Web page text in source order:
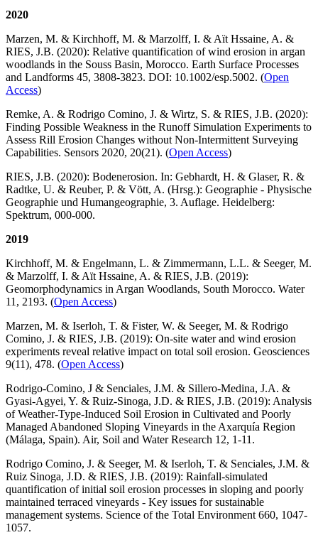
2020
Marzen, M. & Kirchhoff, M. & Marzolff, I. & Aït Hssaine, A. &
RIES, J.B. (2020): Relative quantification of wind erosion in argan
woodlands in the Souss Basin, Morocco. Earth Surface Processes
and Landforms 45, 3808-3823. DOI: 10.1002/esp.5002. (Open
Access)
Remke, A. & Rodrigo Comino, J. & Wirtz, S. & RIES, J.B. (2020):
Finding Possible Weakness in the Runoff Simulation Experiments to
Assess Rill Erosion Changes without Non-Intermittent Surveying
Capabilities. Sensors 2020, 20(21). (Open Access)
RIES, J.B. (2020): Bodenerosion. In: Gebhardt, H. & Glaser, R. &
Radtke, U. & Reuber, P. & Vött, A. (Hrsg.): Geographie - Physische
Geographie und Humangeographie, 3. Auflage. Heidelberg:
Spektrum, 000-000.
2019
Kirchhoff, M. & Engelmann, L. & Zimmermann, L.L. & Seeger, M.
& Marzolff, I. & Aït Hssaine, A. & RIES, J.B. (2019):
Geomorphodynamics in Argan Woodlands, South Morocco. Water
11, 2193. (Open Access)
Marzen, M. & Iserloh, T. & Fister, W. & Seeger, M. & Rodrigo
Comino, J. & RIES, J.B. (2019): On-site water and wind erosion
experiments reveal relative impact on total soil erosion. Geosciences
9(11), 478. (Open Access)
Rodrigo-Comino, J & Senciales, J.M. & Sillero-Medina, J.A. &
Gyasi-Agyei, Y. & Ruiz-Sinoga, J.D. & RIES, J.B. (2019): Analysis
of Weather-Type-Induced Soil Erosion in Cultivated and Poorly
Managed Abandoned Sloping Vineyards in the Axarquía Region
(Málaga, Spain). Air, Soil and Water Research 12, 1-11.
Rodrigo Comino, J. & Seeger, M. & Iserloh, T. & Senciales, J.M. &
Ruiz Sinoga, J.D. & RIES, J.B. (2019): Rainfall-simulated
quantification of initial soil erosion processes in sloping and poorly
maintained terraced vineyards - Key issues for sustainable
management systems. Science of the Total Environment 660, 1047-
1057.